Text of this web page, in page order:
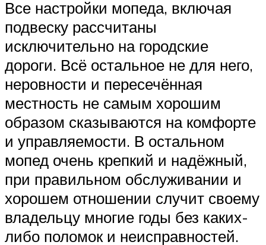
Все настройки мопеда, включая
подвеску рассчитаны
исключительно на городские
дороги. Всё остальное не для него,
неровности и пересечённая
местность не самым хорошим
образом сказываются на комфорте
и управляемости. В остальном
мопед очень крепкий и надёжный,
при правильном обслуживании и
хорошем отношении случит своему
владельцу многие годы без каких-
либо поломок и неисправностей.